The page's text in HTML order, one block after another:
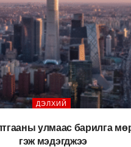
ДЭЛХИЙ
улмаас барилга
гэж мэдэгджээ